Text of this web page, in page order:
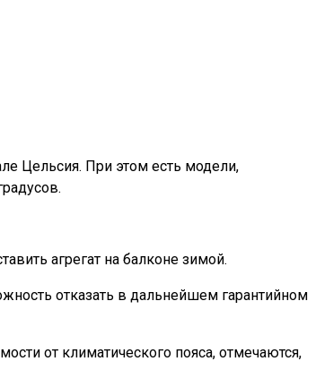
Цельсия. При этом есть модели,
агрегат на балконе зимой.
отказать в дальнейшем гарантийном
от климатического пояса, отмечаются,